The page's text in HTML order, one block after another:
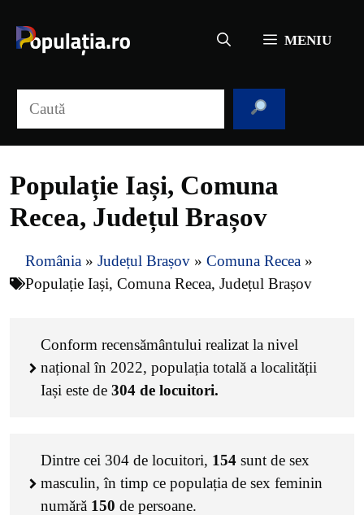
conținut
MENIU
Populație Iași, Comuna
Recea, Județul Brașov
România » Județul Brașov » Comuna Recea »
Populație Iași, Comuna Recea, Județul Brașov
Conform recensământului realizat la nivel
național în 2022, populația totală a localității
Iași este de 304 de locuitori.
Dintre cei 304 de locuitori, 154 sunt de sex
masculin, în timp ce populația de sex feminin
numără 150 de persoane.